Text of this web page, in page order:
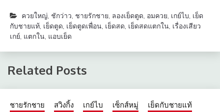
ควยใหญ่, ชักว่าว, ชายรักชาย, ลองเย็ดตูด, อมควย, เกย์ไบ, เย็ด
กับชายแท้, เย็ดตูด, เย็ดตูดเพื่อน, เย็ดสด, เย็ดสดแตกใน, เรื่องเสียว
เกย์, แตกใน, แอบเย็ด
Related Posts
ชายรักชาย สวิงกิ้ง เกย์ไบ เซ็กส์หมู่
เย็ดกับชายแท้